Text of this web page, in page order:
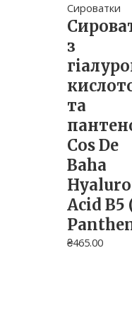
Сироватки
з
та
Cos De
Baha
Acid B5
₴465.00